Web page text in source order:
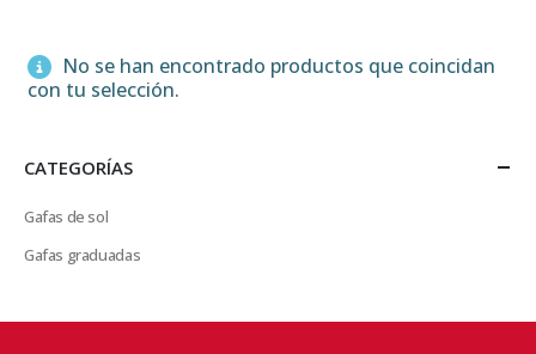
No se han encontrado productos que coincidan
con tu selección.
CATEGORÍAS
Gafas de sol
Gafas graduadas